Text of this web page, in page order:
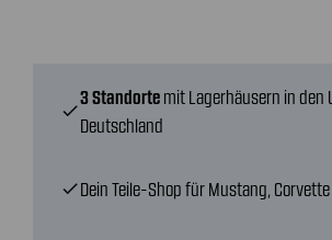
check
3 Standorte mit Lagerhäusern in den
Deutschland
checkDein Teile-Shop für Mustang, Corvette